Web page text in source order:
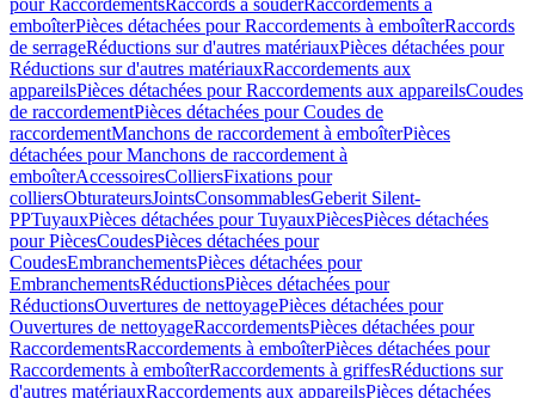
pour RaccordementsRaccords à souderRaccordements à
emboîterPièces détachées pour Raccordements à emboîterRaccords
de serrageRéductions sur d'autres matériauxPièces détachées pour
Réductions sur d'autres matériauxRaccordements aux
appareilsPièces détachées pour Raccordements aux appareilsCoudes
de raccordementPièces détachées pour Coudes de
raccordementManchons de raccordement à emboîterPièces
détachées pour Manchons de raccordement à
emboîterAccessoiresColliersFixations pour
colliersObturateursJointsConsommablesGeberit Silent-
PPTuyauxPièces détachées pour TuyauxPiècesPièces détachées
pour PiècesCoudesPièces détachées pour
CoudesEmbranchementsPièces détachées pour
EmbranchementsRéductionsPièces détachées pour
RéductionsOuvertures de nettoyagePièces détachées pour
Ouvertures de nettoyageRaccordementsPièces détachées pour
RaccordementsRaccordements à emboîterPièces détachées pour
Raccordements à emboîterRaccordements à griffesRéductions sur
d'autres matériauxRaccordements aux appareilsPièces détachées